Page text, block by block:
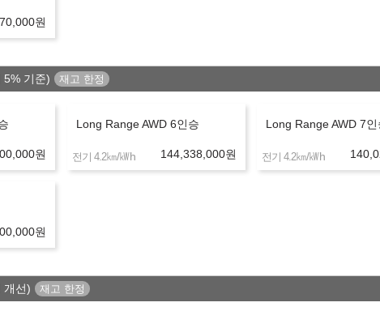
사에 따라 달라질 수 있습니다.
바랍니다.
원
5% 기준)
원
Long Range AWD 6인승
전기 4.2㎞/㎾h 144,338,000원
Long Range AWD 7인
전기 4.2㎞/㎾h
원
개선)